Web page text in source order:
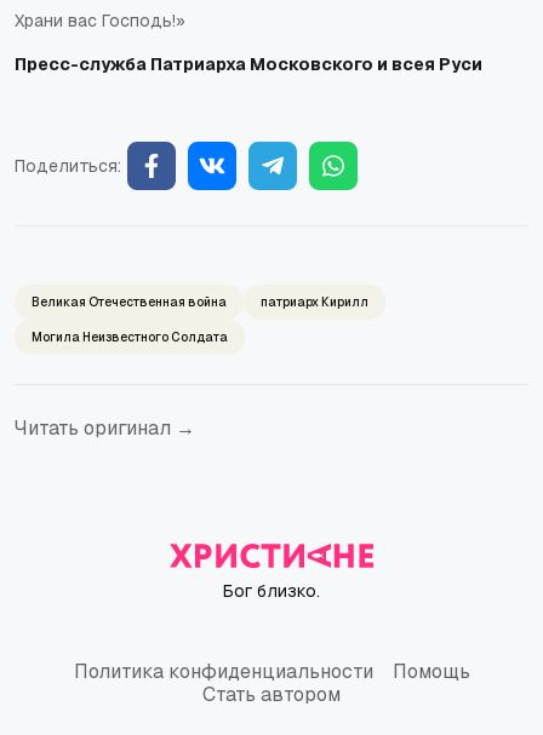
Храни вас Господь!»
Пресс-служба Патриарха Московского и всея Руси
Поделиться:
Великая Отечественная война патриарх Кирилл
Могила Неизвестного Солдата
Читать оригинал →
Бог близко.
Политика конфиденциальности
Политика конфиденциальности
Помощь
Стать автором